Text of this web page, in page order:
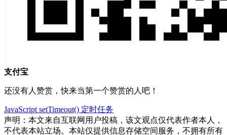
支付宝
还没有人赞赏，快来当第一个赞赏的人吧！
JavaScript setTimeout() 定时任务
声明：本文来自互联网用户投稿，该文观点仅代表作者本人，
不代表本站立场。本站仅提供信息存储空间服务，不拥有所有